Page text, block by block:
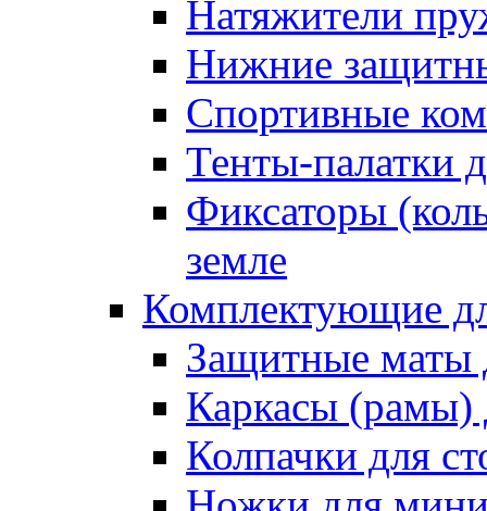
Натяжители
Нижние
Спортивные
Тенты-палатки
Фиксаторы
земле
Комплектующие
Защитные маты
Каркасы (рамы)
Колпачки для